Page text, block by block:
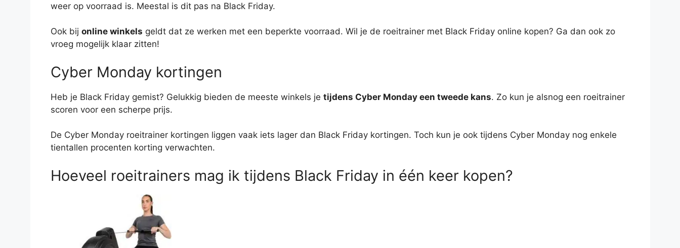
weer op voorraad is. Meestal is dit pas na Black Friday.
Ook bij online winkels geldt dat ze werken met een beperkte voorraad. Wil je de roeitrainer met Black Friday online kopen? Ga dan ook zo
vroeg mogelijk klaar zitten!
Cyber Monday kortingen
Heb je Black Friday gemist? Gelukkig bieden de meeste winkels je tijdens Cyber Monday een tweede kans. Zo kun je alsnog een roeitrainer
scoren voor een scherpe prijs.
De Cyber Monday roeitrainer kortingen liggen vaak iets lager dan Black Friday kortingen. Toch kun je ook tijdens Cyber Monday nog enkele
tientallen procenten korting verwachten.
Hoeveel roeitrainers mag ik tijdens Black Friday in één keer kopen?